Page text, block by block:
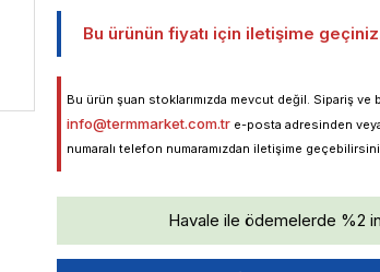
Bu ürünün fiyatı için iletişime
Bu ürün şuan stoklarımızda mevcut değil. Sipariş ve
info@termmarket.com.tr e-posta adresinden
numaralı telefon numaramızdan iletişime
Havale ile ödemelerde %2